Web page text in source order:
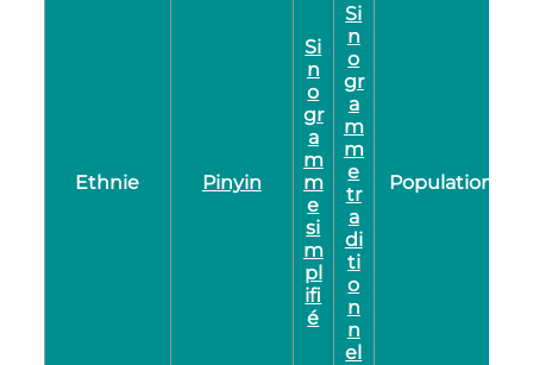
Ethnie Pinyin
Si
n
o
gr
a
m
m
e
si
m
pl
ifi
é
Si
n
o
gr
a
m
m
e
tr
a
di
ti
o
n
n
el
Population